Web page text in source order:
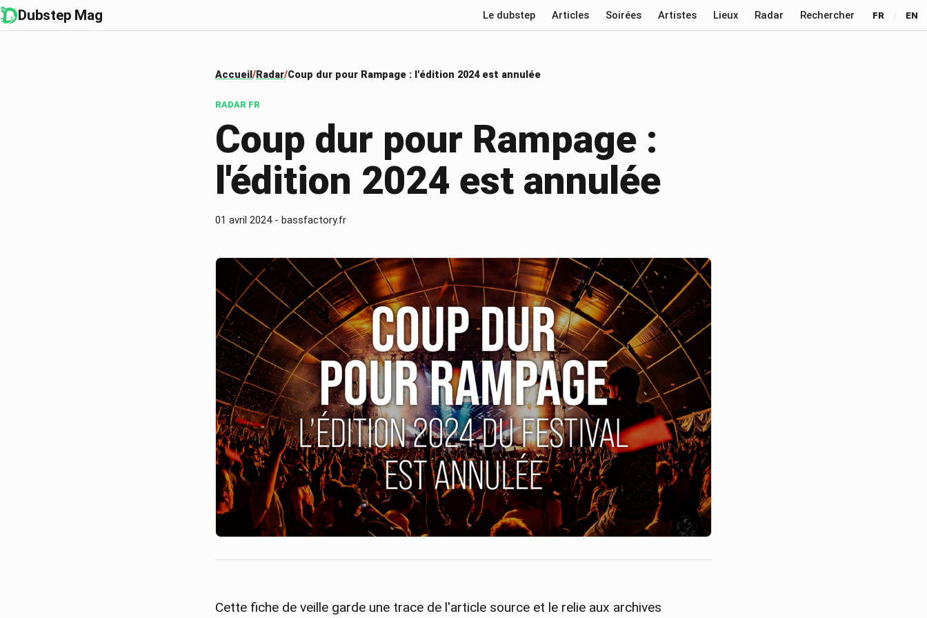
Dubstep Mag Le dubstep Articles Soirées Artistes Lieux Radar Rechercher FR / EN
Accueil Radar Coup dur pour Rampage : l'édition 2024 est annulée
RADAR FR
Coup dur pour Rampage :
l'édition 2024 est annulée
01 avril 2024- bassfactory.fr
Cette fiche de veille garde une trace de l'article source et le relie aux archives